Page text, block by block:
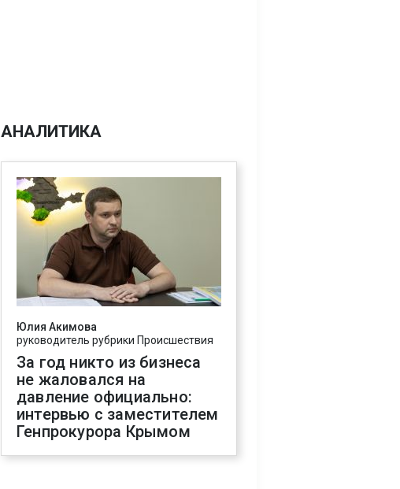
АНАЛИТИКА
Юлия Акимова
руководитель рубрики Происшествия
За год никто из бизнеса
не жаловался на
давление официально:
интервью с заместителем
Генпрокурора Крымом